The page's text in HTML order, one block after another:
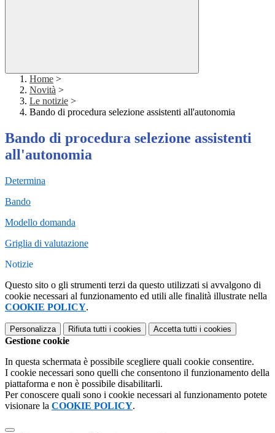
Home >
Novità >
Le notizie >
Bando di procedura selezione assistenti all'autonomia
Bando di procedura selezione assistenti
all'autonomia
Determina
Bando
Modello domanda
Griglia di valutazione
Notizie
Questo sito o gli strumenti terzi da questo utilizzati si avvalgono di
cookie necessari al funzionamento ed utili alle finalità illustrate nella
COOKIE POLICY.
Personalizza Rifiuta tutti i cookies Accetta tutti i cookies
Gestione cookie
In questa schermata è possibile scegliere quali cookie consentire.
I cookie necessari sono quelli che consentono il funzionamento della
piattaforma e non è possibile disabilitarli.
Per conoscere quali sono i cookie necessari al funzionamento potete
visionare la COOKIE POLICY.